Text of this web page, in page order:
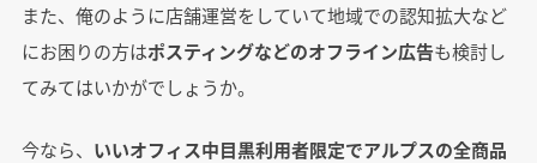
また、俺のように店舗運営をしていて地域での認知拡大など
にお困りの方はポスティングなどのオフライン広告も検討し
てみてはいかがでしょうか。
今なら、 いいオフィス中目黒利用者限定でアルプスの全商品